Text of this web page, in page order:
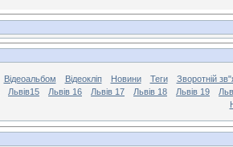
Відеоальбом Відеокліп Новини Теги
Зворотній
Львів15 Львів 16 Львів 17 Львів 18 Львів 19